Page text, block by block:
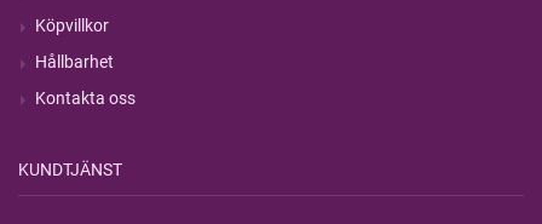
Köpvillkor
Hållbarhet
Kontakta oss
KUNDTJÄNST